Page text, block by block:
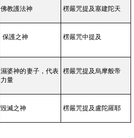
佛教護法神 楞嚴咒提及塞建陀天
保護之神 楞嚴咒中提及
濕婆神的妻子，代表
力量
楞嚴咒提及烏摩般帝
毀滅之神 楞嚴咒提及盧陀羅耶